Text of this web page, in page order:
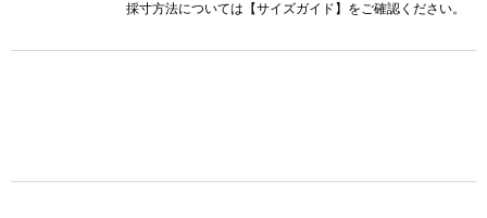
採寸方法については 【サイズガイド】 をご確認ください。